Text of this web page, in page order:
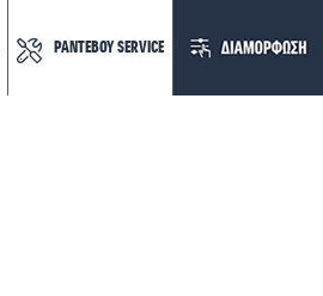
ΡΑΝΤΕΒΟΥ SERVICE